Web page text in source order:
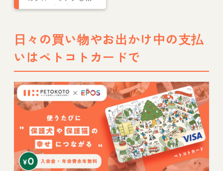
リミングの違いは？
日々の買い物やお出かけ中の支払
いはペトコトカードで